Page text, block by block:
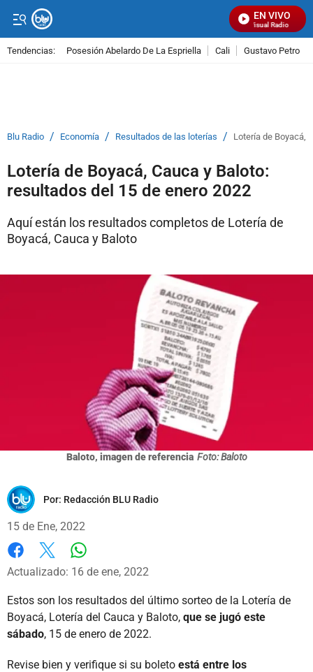
EN VIVO
Señal Visual Radio
Tendencias: Posesión Abelardo De La Espriella Cali Gustavo Petro
Blu Radio / Economía / Resultados de las loterías / Lotería de Boyacá,
Lotería de Boyacá, Cauca y Baloto:
resultados del 15 de enero 2022
Aquí están los resultados completos de Lotería de
Boyacá, Cauca y Baloto
Baloto, imagen de referencia Foto: Baloto
Por: Redacción BLU Radio
15 de Ene, 2022
Facebook
X
Actualizado: 16 de ene, 2022
Estos son los resultados del último sorteo de la Lotería de
Boyacá, Lotería del Cauca y Baloto, que se jugó este
sábado, 15 de enero de 2022.
Revise bien y verifique si su boleto está entre los